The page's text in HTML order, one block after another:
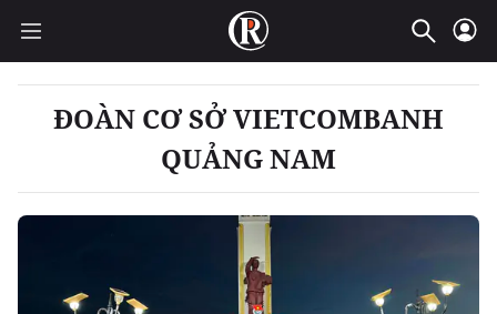
ĐOÀN CƠ SỞ VIETCOMBANH
QUẢNG NAM